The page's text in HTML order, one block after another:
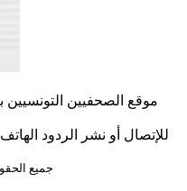
موقع الصحفيين
جميع